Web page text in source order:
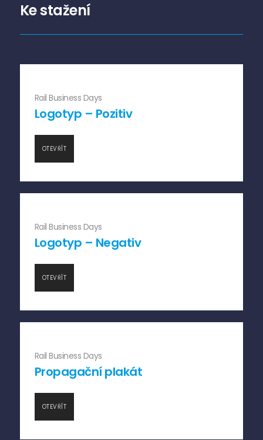
Ke stažení
Rail Business Days
Logotyp – Pozitiv
OTEVŘÍT
Rail Business Days
Logotyp – Negativ
OTEVŘÍT
Rail Business Days
Propagační plakát
OTEVŘÍT